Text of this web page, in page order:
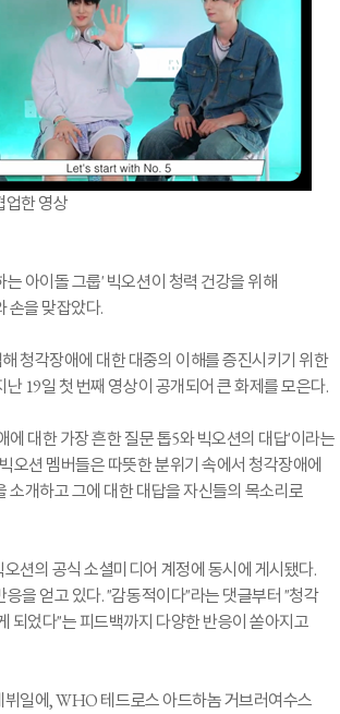
한 영상
아이돌 그룹' 빅오션이 청력 건강을 위해
을 맞잡았다.
청각장애에 대한 대중의 이해를 증진시키기 위한
19일 첫 번째 영상이 공개되어 큰 화제를 모은다.
에 대한 가장 흔한 질문 톱5와 빅오션의 대답'이라는
오션 멤버들은 따뜻한 분위기 속에서 청각장애에
소개하고 그에 대한 대답을 자신들의 목소리로
션의 공식 소셜미디어 계정에 동시에 게시됐다.
응을 얻고 있다. "감동적이다"라는 댓글부터 "청각
되었다"는 피드백까지 다양한 반응이 쏟아지고
뷔일에, WHO 테드로스 아드하놈 거브러여수스